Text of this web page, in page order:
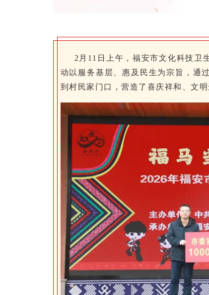
2月11日上午，福安市文化科技卫
动以服务基层、惠及民生为宗旨，通
到村民家门口，营造了喜庆祥和、文明